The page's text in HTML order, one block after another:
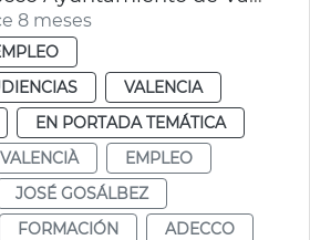
8 meses
VALENCIA
EN PORTADA TEMÁTICA
VALENCIÀ
EMPLEO
JOSÉ GOSÁLBEZ
FORMACIÓN ADECCO